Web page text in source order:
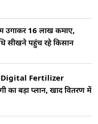
16 लाख कमाए,
सीखने पहुंच रहे किसान
Digital Fertilizer
का बड़ा प्लान, खाद वितरण में